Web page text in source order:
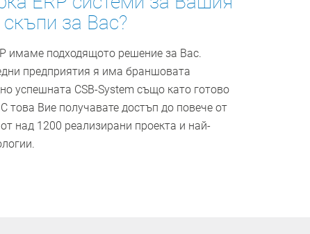
за Вас?
имаме подходящото решение за Вас.
предприятия я има ­браншовата
успешната CSB-System също като готово
Вие получавате достъп до повече от
над 1200 реализирани проекта и най-